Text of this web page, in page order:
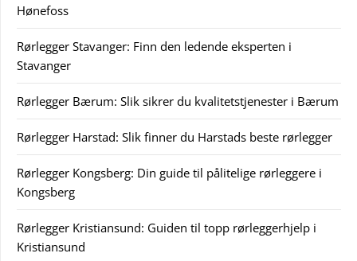
Hønefoss
Rørlegger Stavanger: Finn den ledende eksperten i
Stavanger
Rørlegger Bærum: Slik sikrer du kvalitetstjenester i Bærum
Rørlegger Harstad: Slik finner du Harstads beste rørlegger
Rørlegger Kongsberg: Din guide til pålitelige rørleggere i
Kongsberg
Rørlegger Kristiansund: Guiden til topp rørleggerhjelp i
Kristiansund